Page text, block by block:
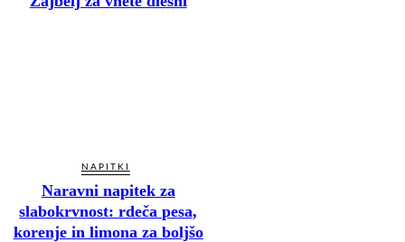
NAPITKI
Naravni napitek za
slabokrvnost: rdeča pesa,
korenje in limona za boljšo